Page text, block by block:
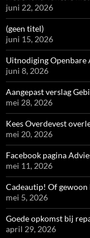
juni 22, 2026
(geen titel)
juni 15, 2026
Uitnodiging Openbare
juni 8, 2026
Aangepast verslag
mei 28, 2026
Kees Overdevest
mei 20, 2026
Facebook pagina
mei 11, 2026
Cadeautip! Of
mei 5, 2026
Goede opkomst bij
april 29, 2026